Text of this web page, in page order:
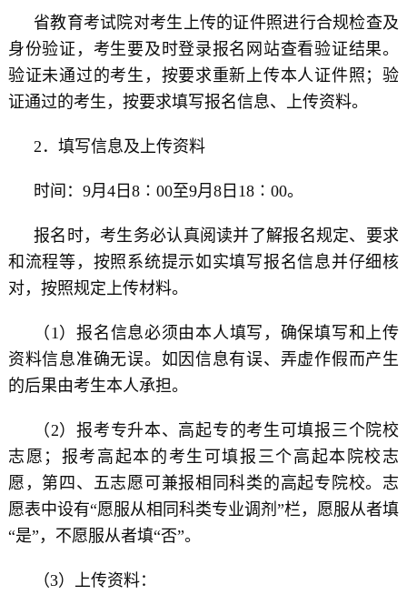
省教育考试院对考生上传的证件照进行合规检查及
身份验证，考生要及时登录报名网站查看验证结果。
验证未通过的考生，按要求重新上传本人证件照；验
证通过的考生，按要求填写报名信息、上传资料。
2．填写信息及上传资料
时间：9月4日8∶00至9月8日18∶00。
报名时，考生务必认真阅读并了解报名规定、要求
和流程等，按照系统提示如实填写报名信息并仔细核
对，按照规定上传材料。
（1）报名信息必须由本人填写，确保填写和上传
资料信息准确无误。如因信息有误、弄虚作假而产生
的后果由考生本人承担。
（2）报考专升本、高起专的考生可填报三个院校
志愿；报考高起本的考生可填报三个高起本院校志
愿，第四、五志愿可兼报相同科类的高起专院校。志
愿表中设有“愿服从相同科类专业调剂”栏，愿服从者填
“是”，不愿服从者填“否”。
（3）上传资料：